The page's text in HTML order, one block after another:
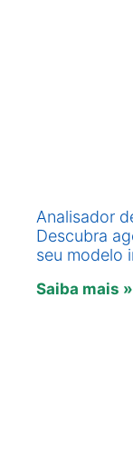
Analisador
Descubra
seu modelo
Saiba mais »